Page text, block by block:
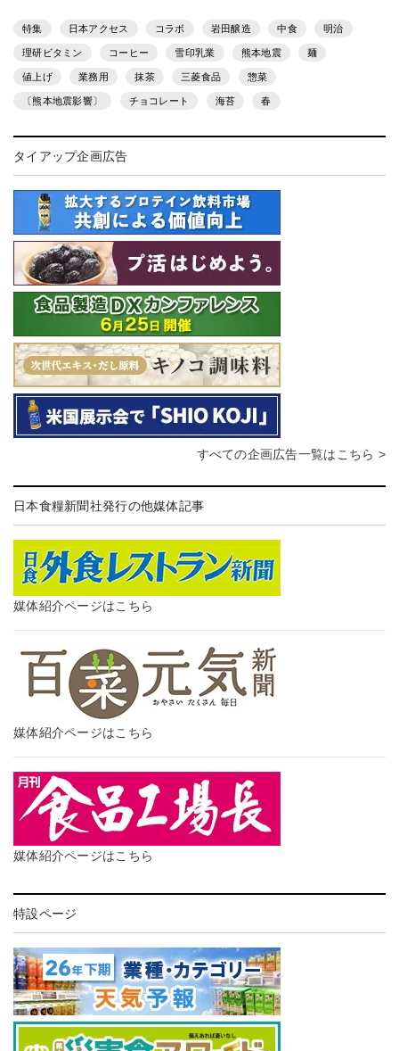
特集 日本アクセス コラボ 岩田醸造 中食 明治
理研ビタミン コーヒー 雪印乳業 熊本地震 麺
値上げ 業務用 抹茶 三菱食品 惣菜
〔熊本地震影響〕 チョコレート 海苔 春
タイアップ企画広告
すべての企画広告一覧はこちら >
日本食糧新聞社発行の他媒体記事
媒体紹介ページはこちら
媒体紹介ページはこちら
媒体紹介ページはこちら
特設ページ